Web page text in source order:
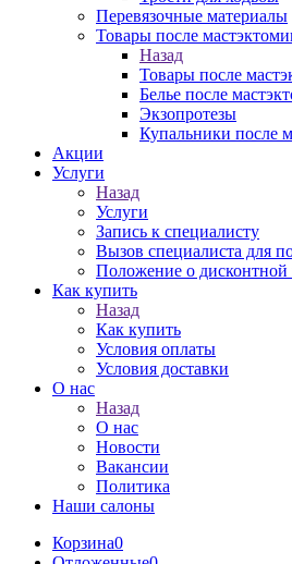
Перевязочные материалы
Товары после
Назад
Товары после
Белье после
Экзопротезы
Купальники после
Акции
Услуги
Назад
Услуги
Запись к специалисту
Вызов специалиста для
Положение о дисконтной
Как купить
Назад
Как купить
Условия оплаты
Условия доставки
О нас
Назад
О нас
Новости
Вакансии
Политика
Наши салоны
Корзина0